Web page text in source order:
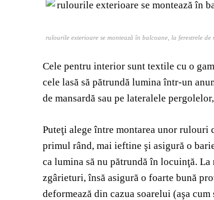
rulourile exterioare se montează în balcoane, la ferestrele
Cele pentru interior sunt textile cu o
cele lasă să pătrundă lumina într-un
de mansardă sau pe lateralele
Puteţi alege între montarea unor rulouri
primul rând, mai ieftine şi asigură o
ca lumina să nu pătrundă în locuinţă.
zgârieturi, însă asigură o foarte bună
deformează din cazua soarelui (aşa